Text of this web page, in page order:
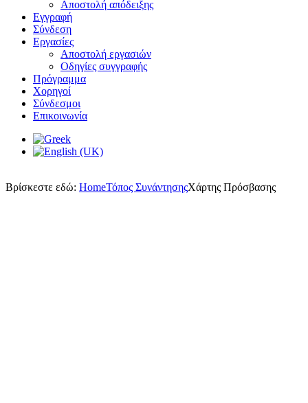
Αποστολή απόδειξης
Εγγραφή
Σύνδεση
Εργασίες
Αποστολή εργασιών
Οδηγίες συγγραφής
Πρόγραμμα
Χορηγοί
Σύνδεσμοι
Επικοινωνία
Βρίσκεστε εδώ: HomeΤόπος ΣυνάντησηςΧάρτης Πρόσβασης